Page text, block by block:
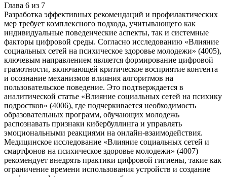
Глава 6 из 7
Разработка эффективных рекомендаций и профилактических
мер требует комплексного подхода, учитывающего как
индивидуальные поведенческие аспекты, так и системные
факторы цифровой среды. Согласно исследованию «Влияние
социальных сетей на психическое здоровье молодежи» (4005),
ключевым направлением является формирование цифровой
грамотности, включающей критическое восприятие контента
и осознание механизмов влияния алгоритмов на
пользовательское поведение. Это подтверждается в
аналитической статье «Влияние социальных сетей на психику
подростков» (4006), где подчеркивается необходимость
образовательных программ, обучающих молодежь
распознавать признаки кибербуллинга и управлять
эмоциональными реакциями на онлайн-взаимодействия.
Медицинское исследование «Влияние социальных сетей и
смартфонов на психическое здоровье молодежи» (4007)
рекомендует внедрять практики цифровой гигиены, такие как
ограничение времени использования устройств и создание